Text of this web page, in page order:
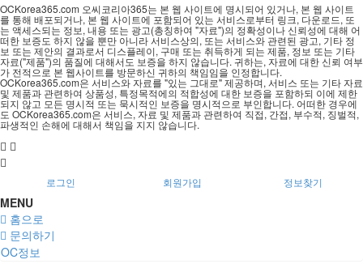
OCKorea365.com 오씨코리아365는 본 웹 사이트에 명시되어 있거나, 본 웹 사이트
를 통해 배포되거나, 본 웹 사이트에 포함되어 있는 서비스로부터 링크, 다운로드, 또
는 액세스되는 정보, 내용 또는 광고(총칭하여 "자료")의 정확성이나 신뢰성에 대해 어
떠한 보증도 하지 않을 뿐만 아니라 서비스상의, 또는 서비스와 관련된 광고, 기타 정
보 또는 제안의 결과로서 디스플레이, 구매 또는 취득하게 되는 제품, 정보 또는 기타
자료("제품")의 품질에 대해서도 보증을 하지 않습니다. 귀하는, 자료에 대한 신뢰 여부
가 전적으로 본 웹사이트를 방문하신 귀하의 책임임을 인정합니다.
OCKorea365.com은 서비스와 자료를 "있는 그대로" 제공하며, 서비스 또는 기타 자료
및 제품과 관련하여 상품성, 특정목적에의 적합성에 대한 보증을 포함하되 이에 제한
되지 않고 모든 명시적 또는 묵시적인 보증을 명시적으로 부인합니다. 어떠한 경우에
도 OCKorea365.com은 서비스, 자료 및 제품과 관련하여 직접, 간접, 부수적, 징벌적,
파생적인 손해에 대해서 책임을 지지 않습니다.
로그인 회원가입 정보찾기
MENU
홈으로
문의하기
OC정보